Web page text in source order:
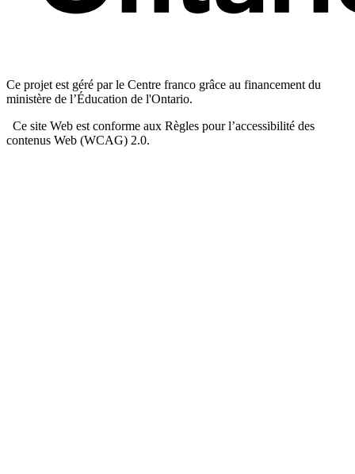
Ce projet est géré par le Centre franco grâce au financement du
ministère de l’Éducation de l'Ontario.
Ce site Web est conforme aux Règles pour l’accessibilité des
contenus Web (WCAG) 2.0.